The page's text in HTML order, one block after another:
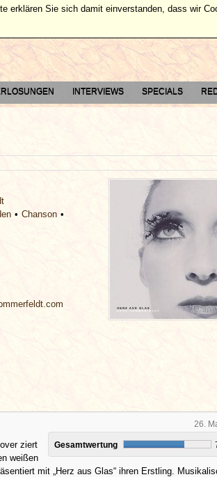
INTERVIEWS SPECIALS
Chanson
26.
Gesamtwertung
ziert
weißen
mit „Herz aus Glas“ ihren Erstling.
erklären Sie sich damit einverstanden, dass wir